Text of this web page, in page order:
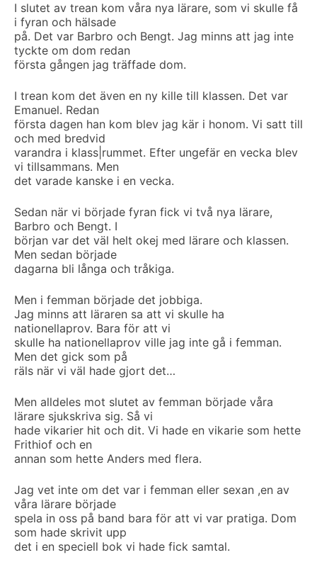
I slutet av trean kom våra nya lärare, som vi skulle få
i fyran och hälsade
på. Det var Barbro och Bengt. Jag minns att jag inte
tyckte om dom redan
första gången jag träffade dom.
I trean kom det även en ny kille till klassen. Det var
Emanuel. Redan
första dagen han kom blev jag kär i honom. Vi satt till
och med bredvid
varandra i klass|rummet. Efter ungefär en vecka blev
vi tillsammans. Men
det varade kanske i en vecka.
Sedan när vi började fyran fick vi två nya lärare,
Barbro och Bengt. I
början var det väl helt okej med lärare och klassen.
Men sedan började
dagarna bli långa och tråkiga.
Men i femman började det jobbiga.
Jag minns att läraren sa att vi skulle ha
nationellaprov. Bara för att vi
skulle ha nationellaprov ville jag inte gå i femman.
Men det gick som på
räls när vi väl hade gjort det…
Men alldeles mot slutet av femman började våra
lärare sjukskriva sig. Så vi
hade vikarier hit och dit. Vi hade en vikarie som hette
Frithiof och en
annan som hette Anders med flera.
Jag vet inte om det var i femman eller sexan ,en av
våra lärare började
spela in oss på band bara för att vi var pratiga. Dom
som hade skrivit upp
det i en speciell bok vi hade fick samtal.